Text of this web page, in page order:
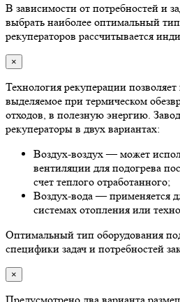
В зависимости от потребностей и
выбрать наиболее оптимальный
рекуператоров рассчитывается
×
Технология рекуперации
выделяемое при термическом
отходов, в полезную энергию.
рекуператоры в двух вариантах:
Воздух-воздух — может
вентиляции для подогрева
счет теплого отработанного;
Воздух-вода — применяется
системах отопления или
Оптимальный тип оборудования
специфики задач и потребностей
×